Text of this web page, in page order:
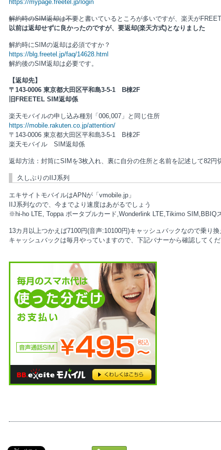
https://mypage.freetel.jp/login
解約時のSIM返却は不要と書いているところが多いですが、楽天が
以前は返却せずに良かったのですが、要返却(楽天方式)となりました
解約時にSIMの返却は必須ですか？
https://blg.freetel.jp/faq/14628.html
解約後のSIM返却は必要です。
【返却先】
〒143-0006 東京都大田区平和島3-5-1 B棟2F
旧FREETEL SIM返却係
楽天モバイルの申し込み種別「006,007」と同じ住所
https://mobile.rakuten.co.jp/attention/
〒143-0006 東京都大田区平和島3-5-1 B棟2F
楽天モバイル SIM返却係
返却方法：封筒にSIMを3枚入れ、裏に自分の住所と名前を記述して82円
久しぶりのIIJ系列
エキサイトモバイルはAPNが「vmobile.jp」
IIJ系列なので、今までより速度はあがるでしょう
※hi-ho LTE, Toppa ポータブルカード,Wonderlink LTE,Tikimo SIM,BBIQ
13カ月以上つかえば7100円(音声:10100円)キャッシュバックなので乗り換
キャッシュバックは毎月やっていますので、下記バナーから確認してく